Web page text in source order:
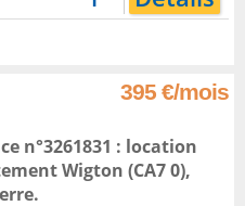
395 €/mois
n°3261831 : location
Wigton (CA7 0),
.